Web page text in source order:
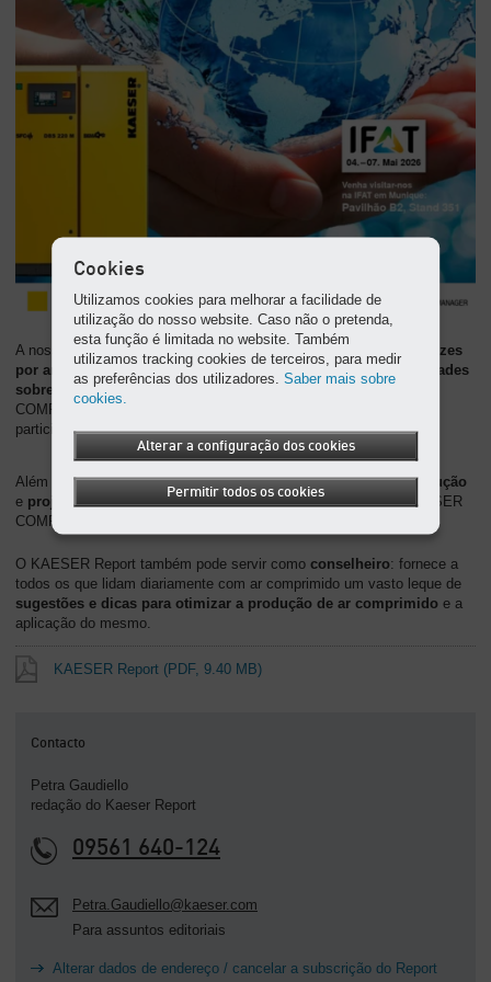
A nossa revista de clientes, KAESER Report, é publicada
duas vezes
por ano
e distribuída gratuitamente . Aqui poderá encontrar
novidades
sobre produtos
COMPRESSORES – desde a abertura de uma nova fábrica, à
participação em grandes eventos.
Além disso, apresentamos sistematicamenteprocessos de produção
e projetosrealizados com a tecnologia de ar comprimido da KAESER
COMPRESSORES.
O KAESER Report também pode servir como conselheiro: fornece a
todos os que lidam diariamente com ar comprimido um vasto leque de
sugestões e dicas para otimizar a produção de ar comprimido e a
aplicação do mesmo.
KAESER Report (PDF, 9.40 MB)
Contacto
Petra Gaudiello
redação do Kaeser Report
09561 640-124
Petra.Gaudiello@kaeser.com
Para assuntos editoriais
Alterar dados de endereço / cancelar a subscrição do Report
Cookies
Utilizamos cookies para melhorar a facilidade de
utilização do nosso website. Caso não o pretenda,
esta função é limitada no website. Também
utilizamos tracking cookies de terceiros, para medir
as preferências dos utilizadores.Saber mais sobre
cookies.
Alterar a configuração dos cookies
Permitir todos os cookies